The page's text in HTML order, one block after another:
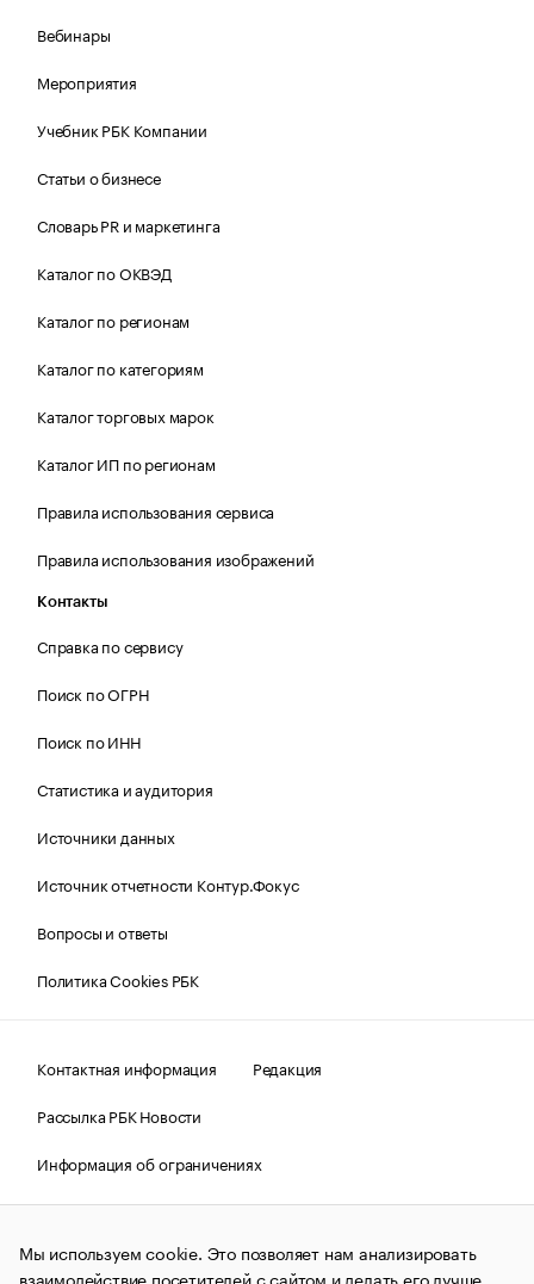
Вебинары
Мероприятия
Учебник РБК Компании
Статьи о бизнесе
Словарь PR и маркетинга
Каталог по ОКВЭД
Каталог по регионам
Каталог по категориям
Каталог торговых марок
Каталог ИП по регионам
Правила использования сервиса
Правила использования изображений
Контакты
Справка по сервису
Поиск по ОГРН
Поиск по ИНН
Статистика и аудитория
Источники данных
Источник отчетности Контур.Фокус
Вопросы и ответы
Политика Cookies РБК
Контактная информация
Редакция
Рассылка РБК Новости
Информация об ограничениях
Правовая информация
О соблюдении авторских прав
© АО «РОСБИЗНЕСКОНСАЛТИНГ»,1995–2026.Сообщения
и материалы информационного агентства «РБК»
Мы используем cookie. Это позволяет нам анализировать
взаимодействие посетителей с сайтом и делать его лучше.